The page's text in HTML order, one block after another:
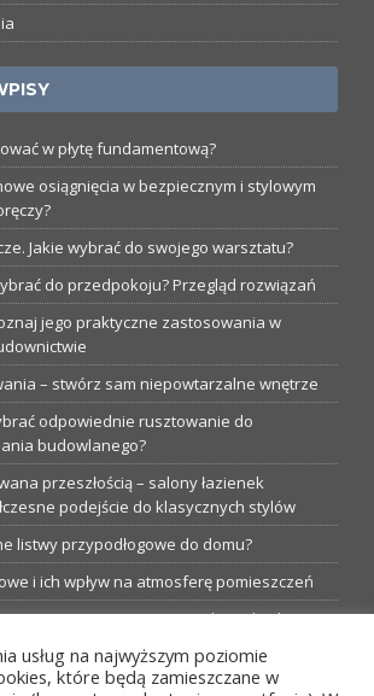
w płytę fundamentową?
osiągnięcia w bezpiecznym i stylowym
Jakie wybrać do swojego warsztatu?
do przedpokoju? Przegląd rozwiązań
jego praktyczne zastosowania w
– stwórz sam niepowtarzalne wnętrze
odpowiednie rusztowanie do
budowlanego?
przeszłością – salony łazienek
podejście do klasycznych stylów
listwy przypodłogowe do domu?
i ich wpływ na atmosferę pomieszczeń
Nieocenione magazyny podczas budowy
dla każdego budowlańca i instalatora
usług na najwyższym poziomie
które będą zamieszczane w